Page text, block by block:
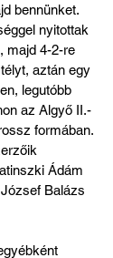
bennünket.
nyitottak
majd 4-2-re
aztán egy
legutóbb
az Algyő II.-
formában.
Ádám
Balázs